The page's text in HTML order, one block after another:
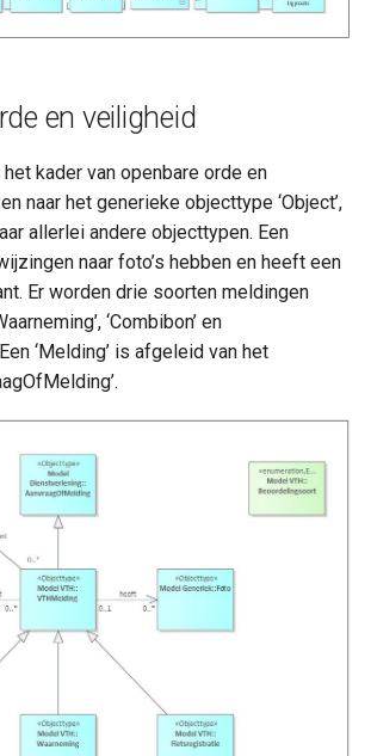
en veiligheid
kader van openbare orde en
naar het generieke objecttype ‘Object’,
allerlei andere objecttypen. Een
naar foto’s hebben en heeft een
Er worden drie soorten meldingen
‘Combibon’ en
‘Melding’ is afgeleid van het